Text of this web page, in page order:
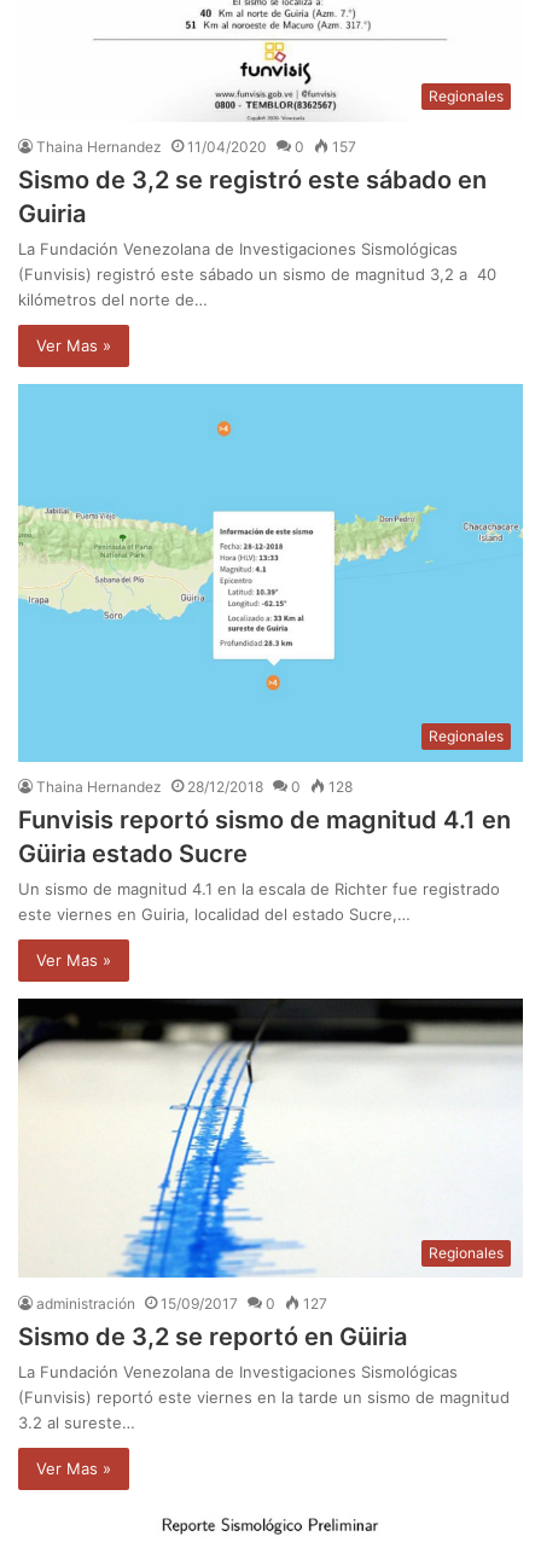
Regionales
Thaina Hernandez 11/04/2020 0 157
Sismo de 3,2 se registró este sábado en
Guiria
La Fundación Venezolana de Investigaciones Sismológicas
(Funvisis) registró este sábado un sismo de magnitud 3,2 a 40
kilómetros del norte de…
Ver Mas »
Regionales
Thaina Hernandez 28/12/2018 0 128
Funvisis reportó sismo de magnitud 4.1 en
Güiria estado Sucre
Un sismo de magnitud 4.1 en la escala de Richter fue registrado
este viernes en Guiria, localidad del estado Sucre,…
Ver Mas »
Regionales
administración 15/09/2017 0 127
Sismo de 3,2 se reportó en Güiria
La Fundación Venezolana de Investigaciones Sismológicas
(Funvisis) reportó este viernes en la tarde un sismo de magnitud
3.2 al sureste…
Ver Mas »